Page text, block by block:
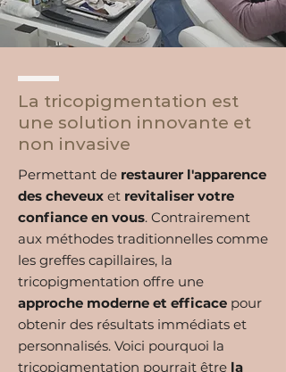
La tricopigmentation est
une solution innovante et
non invasive
Permettant de restaurer l'apparence
des cheveux et revitaliser votre
confiance en vous. Contrairement
aux méthodes traditionnelles comme
les greffes capillaires, la
tricopigmentation offre une
approche moderne et efficace pour
obtenir des résultats immédiats et
personnalisés. Voici pourquoi la
tricopigmentation pourrait être la